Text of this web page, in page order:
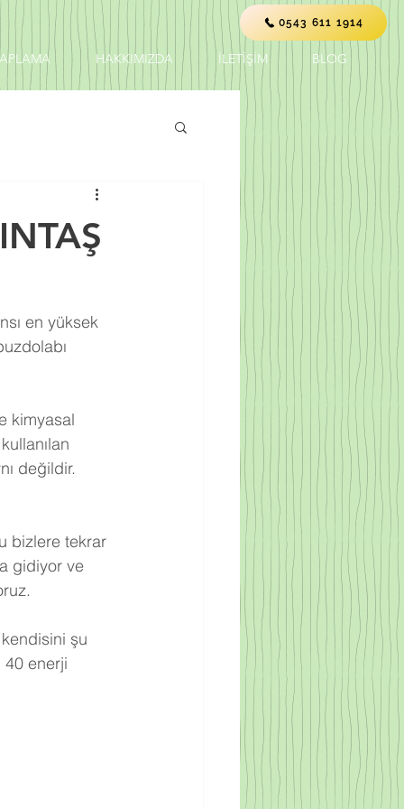
HAKKIMIZDA İLETİŞİM BLOG
0543 611 1914
en yüksek
kimyasal
değildir.
bizlere tekrar
gidiyor ve
kendisini şu
40 enerji